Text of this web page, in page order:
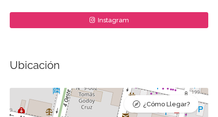
Instagram
Ubicación
¿Cómo Llegar?